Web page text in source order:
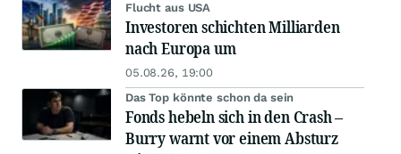
Flucht aus USA
Investoren schichten Milliarden
nach Europa um
05.08.26, 19:00
Das Top könnte schon da sein
Fonds hebeln sich in den Crash –
Burry warnt vor einem Absturz